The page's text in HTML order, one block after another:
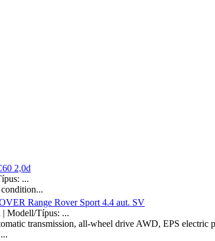
2,0d
...
Range Rover Sport 4.4 aut. SV
Modell/Típus: ...
transmission, all-wheel drive AWD, EPS